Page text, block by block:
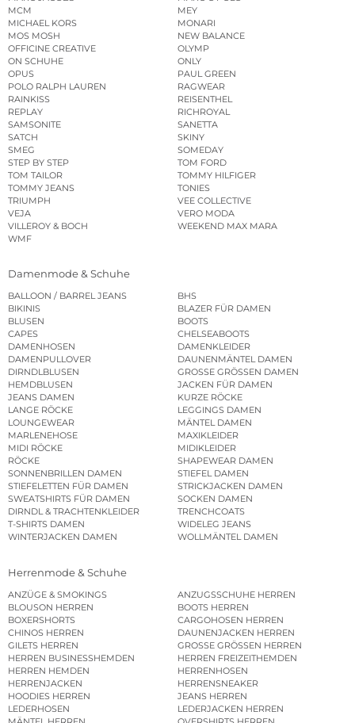
MCM
MEY
MICHAEL KORS
MONARI
MOS MOSH
NEW BALANCE
OFFICINE CREATIVE
OLYMP
ON SCHUHE
ONLY
OPUS
PAUL GREEN
POLO RALPH LAUREN
RAGWEAR
RAINKISS
REISENTHEL
REPLAY
RICHROYAL
SAMSONITE
SANETTA
SATCH
SKINY
SMEG
SOMEDAY
STEP BY STEP
TOM FORD
TOM TAILOR
TOMMY HILFIGER
TOMMY JEANS
TONIES
TRIUMPH
VEE COLLECTIVE
VEJA
VERO MODA
VILLEROY & BOCH
WEEKEND MAX MARA
WMF
Damenmode & Schuhe
BALLOON / BARREL JEANS
BHS
BIKINIS
BLAZER FÜR DAMEN
BLUSEN
BOOTS
CAPES
CHELSEABOOTS
DAMENHOSEN
DAMENKLEIDER
DAMENPULLOVER
DAUNENMÄNTEL DAMEN
DIRNDLBLUSEN
GROSSE GRÖSSEN DAMEN
HEMDBLUSEN
JACKEN FÜR DAMEN
JEANS DAMEN
KURZE RÖCKE
LANGE RÖCKE
LEGGINGS DAMEN
LOUNGEWEAR
MÄNTEL DAMEN
MARLENEHOSE
MAXIKLEIDER
MIDI RÖCKE
MIDIKLEIDER
RÖCKE
SHAPEWEAR DAMEN
SONNENBRILLEN DAMEN
STIEFEL DAMEN
STIEFELETTEN FÜR DAMEN
STRICKJACKEN DAMEN
SWEATSHIRTS FÜR DAMEN
SOCKEN DAMEN
DIRNDL & TRACHTENKLEIDER
TRENCHCOATS
T-SHIRTS DAMEN
WIDELEG JEANS
WINTERJACKEN DAMEN
WOLLMÄNTEL DAMEN
Herrenmode & Schuhe
ANZÜGE & SMOKINGS
ANZUGSSCHUHE HERREN
BLOUSON HERREN
BOOTS HERREN
BOXERSHORTS
CARGOHOSEN HERREN
CHINOS HERREN
DAUNENJACKEN HERREN
GILETS HERREN
GROSSE GRÖSSEN HERREN
HERREN BUSINESSHEMDEN
HERREN FREIZEITHEMDEN
HERREN HEMDEN
HERRENHOSEN
HERRENJACKEN
HERRENSNEAKER
HOODIES HERREN
JEANS HERREN
LEDERHOSEN
LEDERJACKEN HERREN